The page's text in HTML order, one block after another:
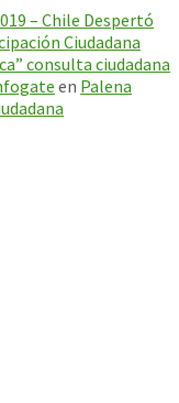
– Chile Despertó
Ciudadana
consulta ciudadana
en Palena